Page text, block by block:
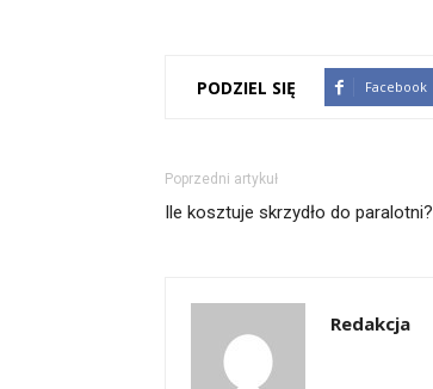
PODZIEL SIĘ Facebook
Poprzedni artykuł
Ile kosztuje skrzydło do paralotni?
Redakcja